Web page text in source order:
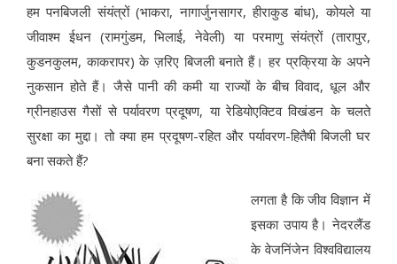
हम पनबिजली संयंत्रों (भाकरा, नागार्जुनसागर, हीराकुड बांध), कोयले या
जीवाश्म ईधन (रामगुंडम, भिलाई, नेवेली) या परमाणु संयंत्रों (तारापुर,
कुडनकुलम, काकरापर) के ज़रिए बिजली बनाते हैं। हर प्रक्रिया के अपने
नुकसान होते हैं। जैसे पानी की कमी या राज्यों के बीच विवाद, धूल और
ग्रीनहाउस गैसों से पर्यावरण प्रदूषण, या रेडियोएक्टिव विखंडन के चलते
सुरक्षा का मुद्दा। तो क्या हम प्रदूषण-रहित और पर्यावरण-हितैषी बिजली घर
बना सकते हैं?
लगता है कि जीव विज्ञान में
इसका उपाय है। नेदरलैंड
के वेजनिंजेन विश्वविद्यालय